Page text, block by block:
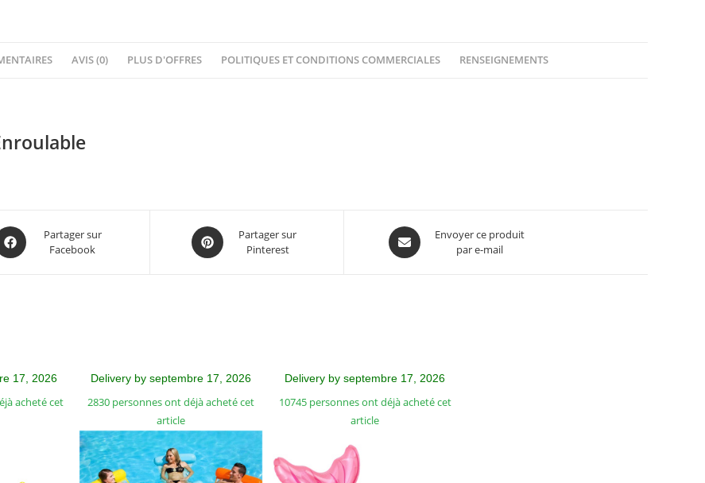
AVIS (0) PLUS D'OFFRES POLITIQUES ET CONDITIONS COMMERCIALES RENSEIGNEMENTS
Partager sur
Facebook
Partager sur
Pinterest
Envoyer ce produit
par e-mail
17, 2026
acheté cet
Delivery by septembre 17, 2026
2830 personnes ont déjà acheté cet
article
Delivery by septembre 17, 2026
10745 personnes ont déjà acheté cet
article